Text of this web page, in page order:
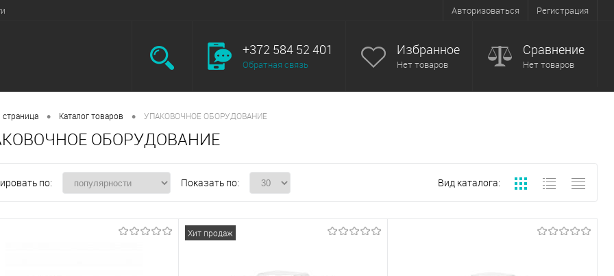
Авторизоваться Регистрация
+372 584 52 401
Обратная связь
Избранное
Нет товаров
Сравнение
Нет товаров
страница • Каталог товаров • УПАКОВОЧНОЕ ОБОРУДОВАНИЕ
ОБОРУДОВАНИЕ
по: Показать по: Вид каталога:
Хит продаж